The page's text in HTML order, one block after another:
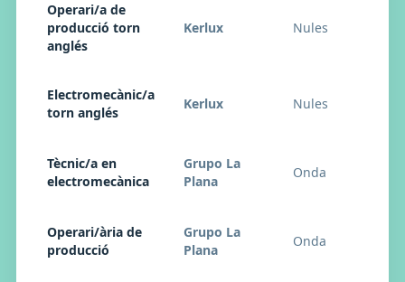
Operari/a de
producció torn
anglés
Kerlux Nules
Electromecànic/a
torn anglés
Kerlux Nules
Tècnic/a en
electromecànica
Grupo La
Plana
Onda
Operari/ària de
producció
Grupo La
Plana
Onda